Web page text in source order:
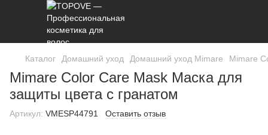
Каталог Домашний уход Домашний уход Mimare Mimare
Mimare Color Care Mask Маска для
защиты цвета с гранатом
Артикул: VMESP44791 Оставить отзыв